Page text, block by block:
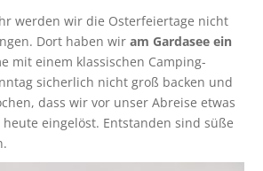
werden wir die Osterfeiertage nicht
Dort haben wir am Gardasee ein
mit einem klassischen Camping-
sicherlich nicht groß backen und
dass wir vor unser Abreise etwas
eingelöst. Entstanden sind süße